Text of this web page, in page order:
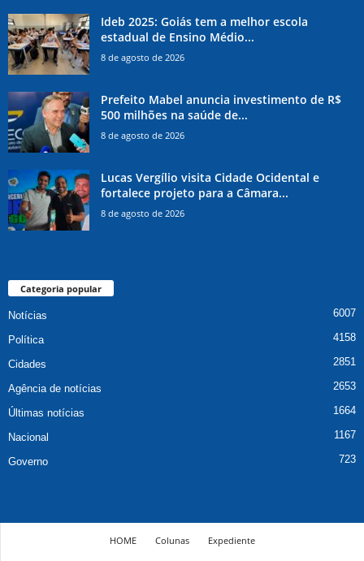
Ideb 2025: Goiás tem a melhor escola
estadual de Ensino Médio...
8 de agosto de 2026
Prefeito Mabel anuncia investimento de R$
500 milhões na saúde de...
8 de agosto de 2026
Lucas Vergílio visita Cidade Ocidental e
fortalece projeto para a Câmara...
8 de agosto de 2026
Categoria popular
Notícias 6007
Política 4158
Cidades 2851
Agência de notícias 2653
Últimas notícias 1664
Nacional 1167
Governo 723
HOME Colunas
Expediente